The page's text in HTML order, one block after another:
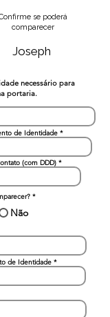
se poderá
comparecer
Joseph
necessário para
portaria.
de Identidade
(com DDD)
*
Não
de Identidade